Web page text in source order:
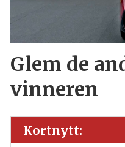
Glem de
vinneren
Kortnytt: